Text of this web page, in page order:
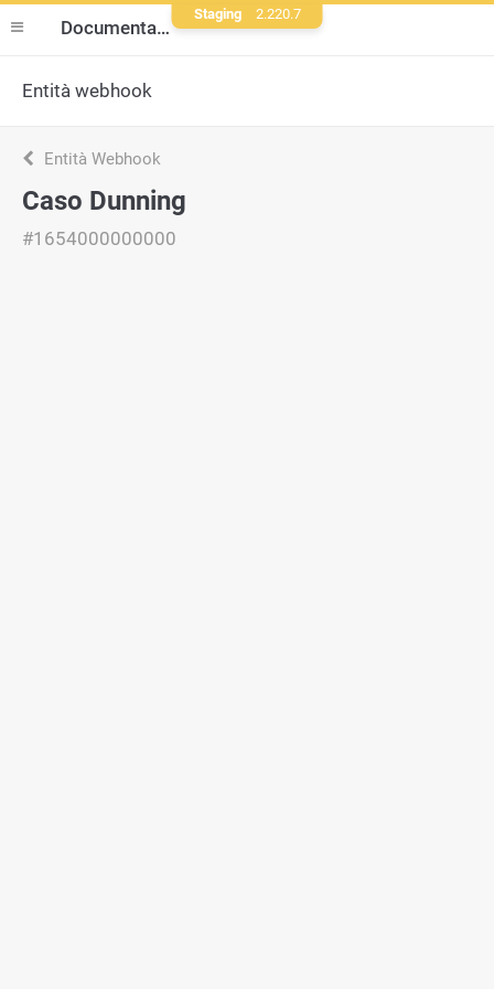
Documentazione
Entità webhook
Entità Webhook
Caso Dunning
#1654000000000
Staging 2.220.7